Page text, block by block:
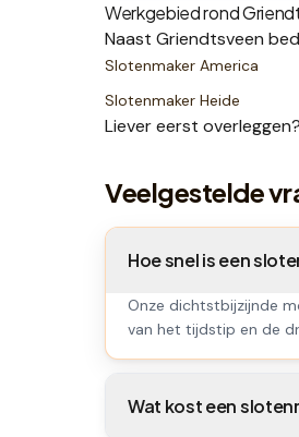
Werkgebied rond
Naast Griendtsveen
Slotenmaker America
Slotenmaker Heide
Liever eerst
Veelgestelde
Hoe snel is een
Onze dichtstbijzijnde
van het tijdstip en de
Wat kost een